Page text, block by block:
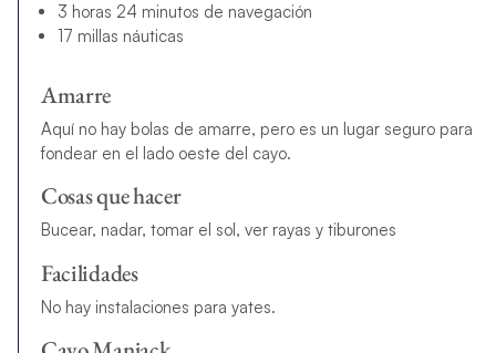
3 horas 24 minutos de navegación
17 millas náuticas
Amarre
Aquí no hay bolas de amarre, pero es un lugar seguro para
fondear en el lado oeste del cayo.
Cosas que hacer
Bucear, nadar, tomar el sol, ver rayas y tiburones
Facilidades
No hay instalaciones para yates.